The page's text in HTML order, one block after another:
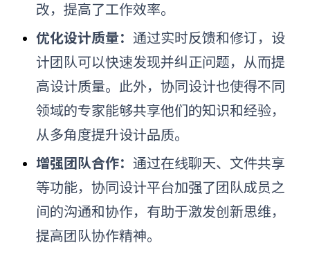
改，提高了工作效率。
优化设计质量： 通过实时反馈和修订，设
计团队可以快速发现并纠正问题，从而提
高设计质量。此外，协同设计也使得不同
领域的专家能够共享他们的知识和经验，
从多角度提升设计品质。
增强团队合作： 通过在线聊天、文件共享
等功能，协同设计平台加强了团队成员之
间的沟通和协作，有助于激发创新思维，
提高团队协作精神。